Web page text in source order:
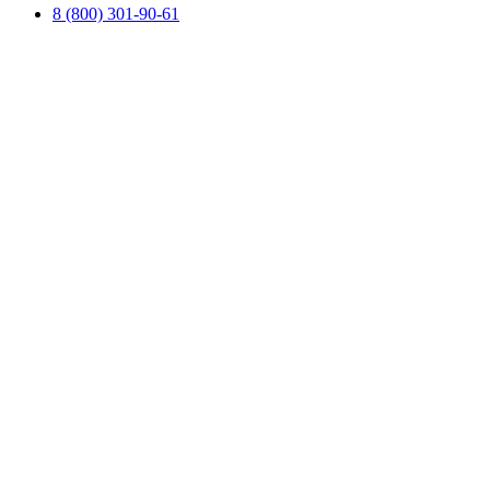
8 (800) 301-90-61